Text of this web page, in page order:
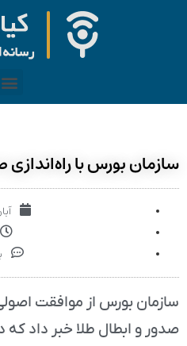
سازمان بورس با
آبان
سازمان بورس از موافقت
صدور و ابطال طلا خبر داد که